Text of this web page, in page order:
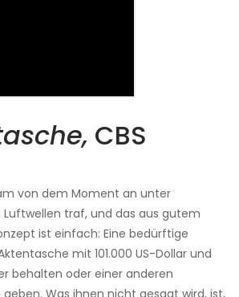
CBS
von dem Moment an unter
Luftwellen traf, und das aus gutem
ist einfach: Eine bedürftige
mit 101.000 US-Dollar und
behalten oder einer anderen